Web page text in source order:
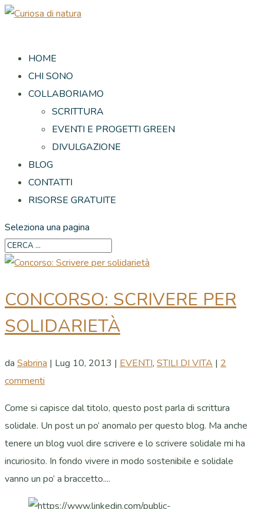
HOME
CHI SONO
COLLABORIAMO
SCRITTURA
EVENTI E PROGETTI GREEN
DIVULGAZIONE
BLOG
CONTATTI
RISORSE GRATUITE
Seleziona una pagina
CONCORSO: SCRIVERE PER
SOLIDARIETÀ
da Sabrina | Lug 10, 2013 | EVENTI, STILI DI VITA | 2
commenti
Come si capisce dal titolo, questo post parla di scrittura
solidale. Un post un po’ anomalo per questo blog. Ma anche
tenere un blog vuol dire scrivere e lo scrivere solidale mi ha
incuriosito. In fondo vivere in modo sostenibile e solidale
vanno un po’ a braccetto....